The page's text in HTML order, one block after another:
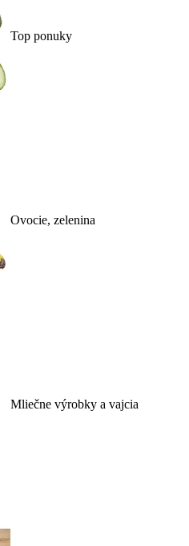
Top ponuky
Ovocie, zelenina
Mliečne výrobky a vajcia